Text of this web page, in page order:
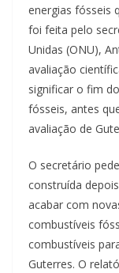
energias fósseis
foi feita pelo
Unidas (ONU),
avaliação
significar o fim
fósseis, antes
avaliação de
O secretário
construída
acabar com
combustíveis
combustíveis
Guterres. O